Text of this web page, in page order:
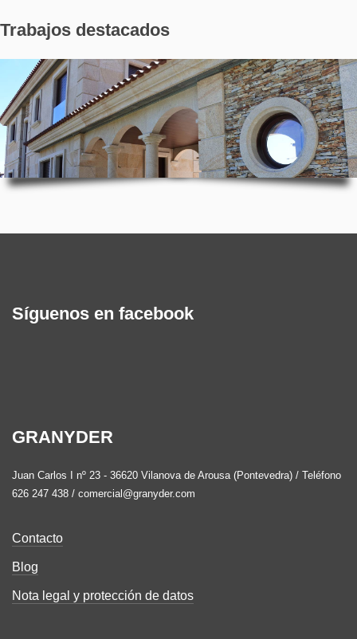
Trabajos destacados
Síguenos en facebook
GRANYDER
Juan Carlos I nº 23 - 36620 Vilanova de Arousa (Pontevedra) / Teléfono
626 247 438 / comercial@granyder.com
Contacto
Blog
Nota legal y protección de datos